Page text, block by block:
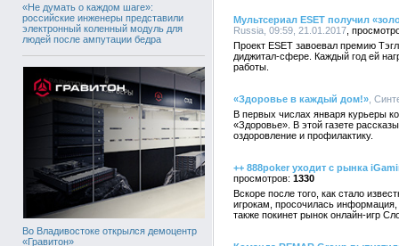
«Не думать о каждом шаге»:
российские инженеры представили
электронный коленный модуль для
людей после ампутации бедра
Во Владивостоке открылся демоцентр
«Гравитон»
Мультсериал ESET получил
Russia, 09:59, 21.01.2017
Проект ESET завоевал премию
диджитал-сфере. Каждый год ей
работы.
«Здоровье в каждый дом!» ,
В первых числах января курьеры
«Здоровье». В этой газете
оздоровление и профилактику.
++ 888poker уходит с рынка
1330
Вскоре после того, как стало
игрокам, просочилась
также покинет рынок онлайн-игр